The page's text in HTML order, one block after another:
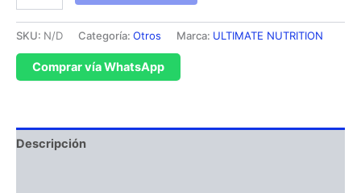
SKU: N/D Categoría: Otros Marca: ULTIMATE NUTRITION
Comprar vía WhatsApp
Descripción